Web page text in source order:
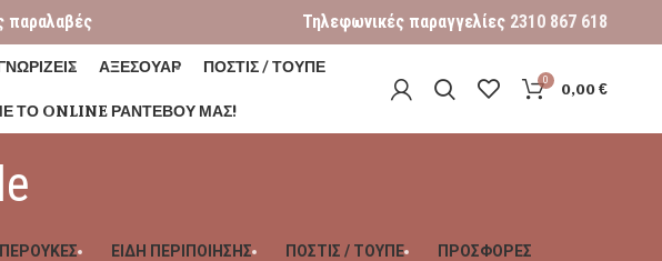
παραλαβές Τηλεφωνικές παραγγελίες 2310 867 618
ΑΞΕΣΟΥΑΡ
ΠΟΣΤΙΣ / ΤΟΥΠΕ
ΤΟ ONLINE ΡΑΝΤΕΒΟΎ ΜΑΣ!
0 0,00€
ΠΕΡΟΎΚΕΣ
ΕΙΔΗ ΠΕΡΙΠΟΙΗΣΗΣ
ΠΟΣΤΙΣ / ΤΟΥΠΕ
ΠΡΟΣΦΟΡΕΣ